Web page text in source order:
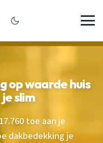
op waarde huis
slim
toe aan je
dakbedekking je